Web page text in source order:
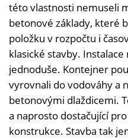
této vlastnosti nemuseli
betonové základy, které
položku v rozpočtu i
klasické stavby.
jednoduše. Kontejner
vyrovnali do vodováhy a
betonovými dlaždicemi.
a naprosto dostačující
konstrukce. Stavba tak